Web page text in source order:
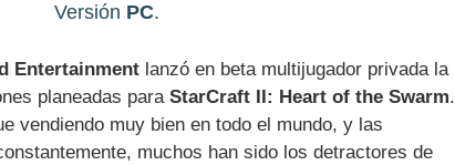
Versión PC.
Entertainment lanzó en beta multijugador privada la
planeadas para StarCraft II: Heart of the Swarm.
vendiendo muy bien en todo el mundo, y las
muchos han sido los detractores de